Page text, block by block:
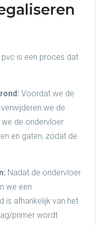
is een proces dat
Voordat we de
we de
we de ondervloer
en gaten, zodat de
Nadat de ondervloer
we een
is afhankelijk van het
primer wordt